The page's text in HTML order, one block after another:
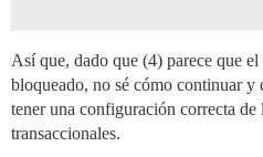
ratD0fgmtozDRDWw
-----END CERTIFICATE-----
subject=CN =
Así que, dado que (4) parece que
bloqueado, no sé cómo continuar
tener una configuración correcta de
transaccionales.